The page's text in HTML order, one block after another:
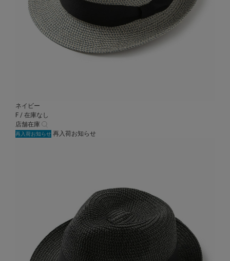
ネイビー
F / 在庫なし
店舗在庫
再入荷お知らせ 再入荷お知らせ